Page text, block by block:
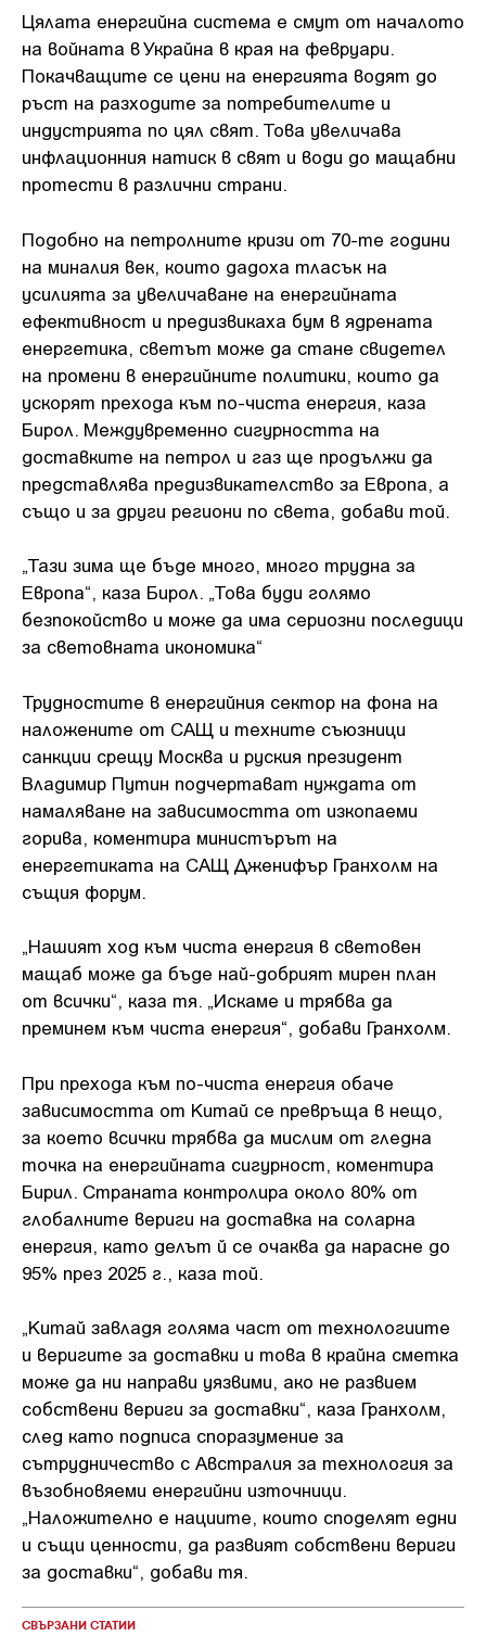
Цялата енергийна система е смут от началото
на войната в Украйна в края на февруари.
Покачващите се цени на енергията водят до
ръст на разходите за потребителите и
индустрията по цял свят. Това увеличава
инфлационния натиск в свят и води до мащабни
протести в различни страни.
Подобно на петролните кризи от 70-те години
на миналия век, които дадоха тласък на
усилията за увеличаване на енергийната
ефективност и предизвикаха бум в ядрената
енергетика, светът може да стане свидетел
на промени в енергийните политики, които да
ускорят прехода към по-чиста енергия, каза
Бирол. Междувременно сигурността на
доставките на петрол и газ ще продължи да
представлява предизвикателство за Европа, а
също и за други региони по света, добави той.
„Тази зима ще бъде много, много трудна за
Европа“, каза Бирол. „Това буди голямо
безпокойство и може да има сериозни последици
за световната икономика“
Трудностите в енергийния сектор на фона на
наложените от САЩ и техните съюзници
санкции срещу Москва и руския президент
Владимир Путин подчертават нуждата от
намаляване на зависимостта от изкопаеми
горива, коментира министърът на
енергетиката на САЩ Дженифър Гранхолм на
същия форум.
„Нашият ход към чиста енергия в световен
мащаб може да бъде най-добрият мирен план
от всички“, каза тя. „Искаме и трябва да
преминем към чиста енергия“, добави Гранхолм.
При прехода към по-чиста енергия обаче
зависимостта от Китай се превръща в нещо,
за което всички трябва да мислим от гледна
точка на енергийната сигурност, коментира
Бирил. Страната контролира около 80% от
глобалните вериги на доставка на соларна
енергия, като делът й се очаква да нарасне до
95% през 2025 г., каза той.
„Китай завладя голяма част от технологиите
и веригите за доставки и това в крайна сметка
може да ни направи уязвими, ако не развием
собствени вериги за доставки“, каза Гранхолм,
след като подписа споразумение за
сътрудничество с Австралия за технология за
възобновяеми енергийни източници.
„Наложително е нациите, които споделят едни
и същи ценности, да развият собствени вериги
за доставки“, добави тя.
СВЪРЗАНИ СТАТИИ